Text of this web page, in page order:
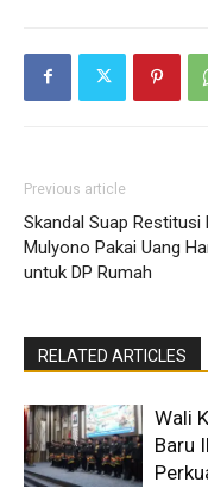
Previous article
Skandal Suap Restitusi
Mulyono Pakai Uang
untuk DP Rumah
RELATED ARTICLES
Wali
Baru